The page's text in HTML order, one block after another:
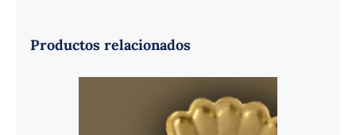
Productos relacionados